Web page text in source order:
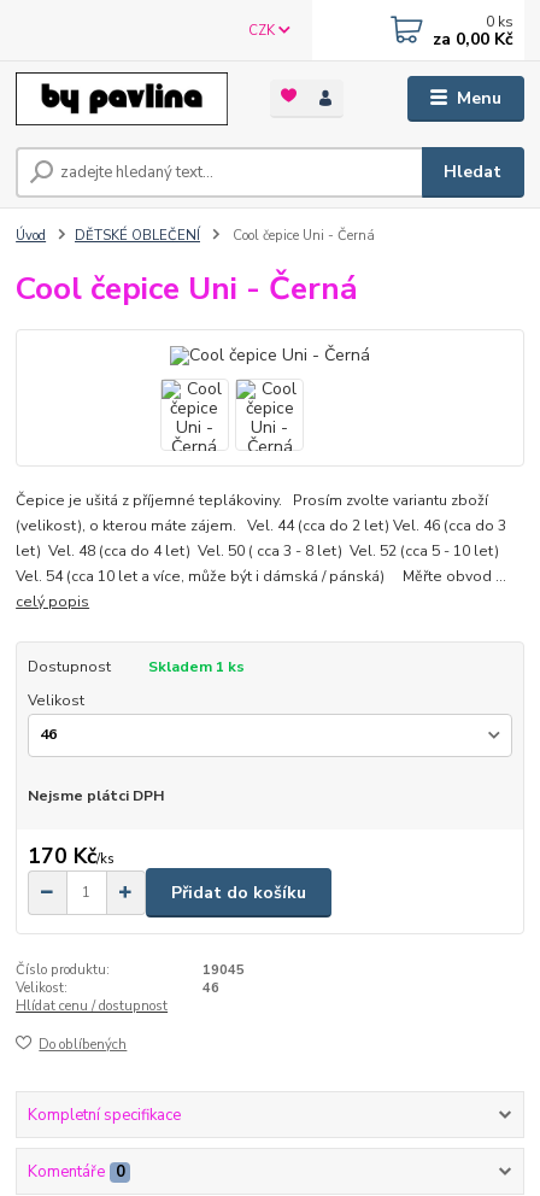
Menu
CZK
Hledat
0 ks
za 0,00 Kč
Úvod DĚTSKÉ OBLEČENÍ Cool čepice Uni - Černá
Cool čepice Uni - Černá
Čepice je ušitá z příjemné teplákoviny. Prosím zvolte variantu zboží
(velikost), o kterou máte zájem. Vel. 44 (cca do 2 let) Vel. 46 (cca do 3
let) Vel. 48 (cca do 4 let) Vel. 50 ( cca 3 - 8 let) Vel. 52 (cca 5 - 10 let)
Vel. 54 (cca 10 let a více, může být i dámská / pánská) Měřte obvod ...
celý popis
Dostupnost
Skladem 1 ks
Velikost
Nejsme plátci DPH
170 Kč/ks
Přidat do košíku
Číslo produktu:
19045
Velikost:
46
Hlídat cenu / dostupnost
Do oblíbených
Kompletní specifikace
Komentáře 0